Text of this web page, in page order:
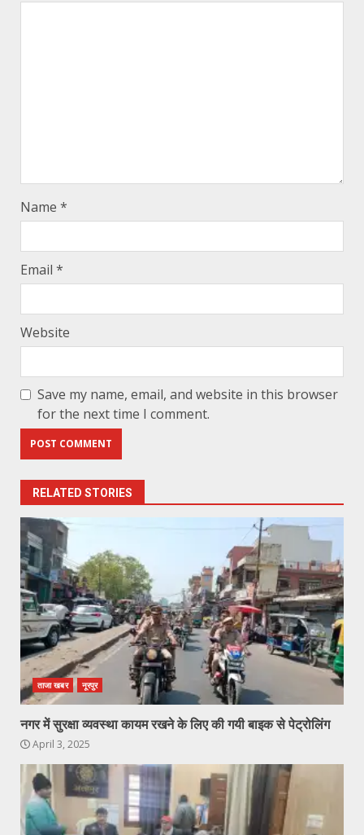
Name *
Email *
Website
Save my name, email, and website in this browser
for the next time I comment.
RELATED STORIES
ताजा खबर नूरपुर
नगर में सुरक्षा व्यवस्था कायम रखने के लिए की गयी बाइक से पेट्रोलिंग
April 3, 2025